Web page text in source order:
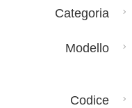
Categoria
Modello
Codice